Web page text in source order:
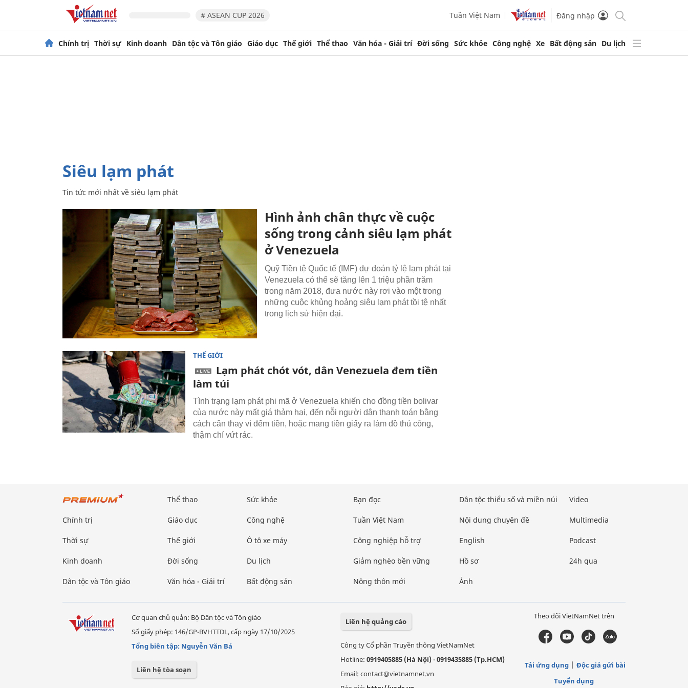
# ASEAN CUP 2026 Tuần Việt Nam Đăng nhập
Chính trị Thời sự Kinh doanh Dân tộc và Tôn giáo Giáo dục Thế giới Thể thao Văn hóa - Giải trí Đời sống Sức khỏe Công nghệ Xe Bất động sản Du lịch
siêu lạm phát
Tin tức mới nhất về siêu lạm phát
Hình ảnh chân thực về cuộc
sống trong cảnh siêu lạm phát
ở Venezuela
Quỹ Tiền tệ Quốc tế (IMF) dự đoán tỷ lệ lạm phát tại
Venezuela có thể sẽ tăng lên 1 triệu phần trăm
trong năm 2018, đưa nước này rơi vào một trong
những cuộc khủng hoảng siêu lạm phát tồi tệ nhất
trong lịch sử hiện đại.
THẾ GIỚI
Lạm phát chót vót, dân Venezuela đem tiền
làm túi
Tình trạng lạm phát phi mã ở Venezuela khiến cho đồng tiền bolivar
của nước này mất giá thảm hại, đến nỗi người dân thanh toán bằng
cách cân thay vì đếm tiền, hoặc mang tiền giấy ra làm đồ thủ công,
thậm chí vứt rác.
Chính trị
Thời sự
Kinh doanh
Dân tộc và Tôn giáo
Thể thao
Giáo dục
Thế giới
Đời sống
Văn hóa - Giải trí
Sức khỏe
Công nghệ
Ô tô xe máy
Du lịch
Bất động sản
Bạn đọc
Tuần Việt Nam
Công nghiệp hỗ trợ
Giảm nghèo bền vững
Nông thôn mới
Dân tộc thiểu số và miền núi
Nội dung chuyên đề
English
Hồ sơ
Ảnh
Video
Multimedia
Podcast
24h qua
Cơ quan chủ quản: Bộ Dân tộc và Tôn giáo
Số giấy phép: 146/GP-BVHTTDL, cấp ngày 17/10/2025
Tổng biên tập: Nguyễn Văn Bá
Liên hệ tòa soạn
Liên hệ quảng cáo
Công ty Cổ phần Truyền thông VietNamNet
Hotline: 0919405885 (Hà Nội)-0919435885 (Tp.HCM)
Email: contact@vietnamnet.vn
Theo dõi VietNamNet trên
Tải ứng dụng
Độc giả gửi bài
Tuyển dụng